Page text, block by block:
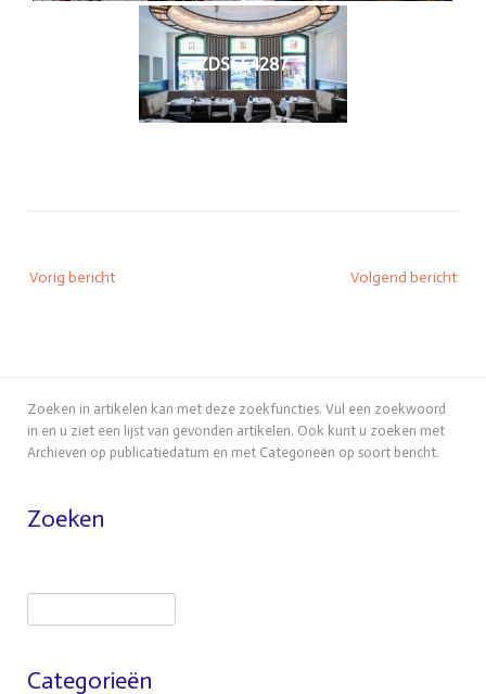
ZDSCF4287
navigatie
Vorig bericht Volgend bericht
Zoeken in artikelen kan met deze zoekfuncties. Vul een zoekwoord
in en u ziet een lijst van gevonden artikelen. Ook kunt u zoeken met
Archieven op publicatiedatum en met Categorieën op soort bericht.
Zoeken
Categorieën